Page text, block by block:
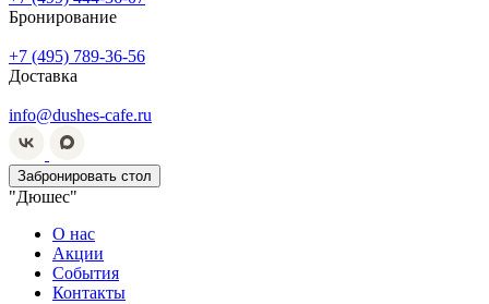
Бронирование
+7 (495) 789-36-56
Доставка
info@dushes-cafe.ru
Забронировать стол
"Дюшес"
О нас
Акции
События
Контакты